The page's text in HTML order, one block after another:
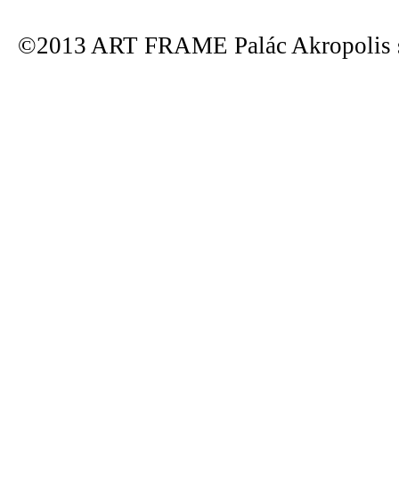
©2013 ART FRAME Palác Akropolis